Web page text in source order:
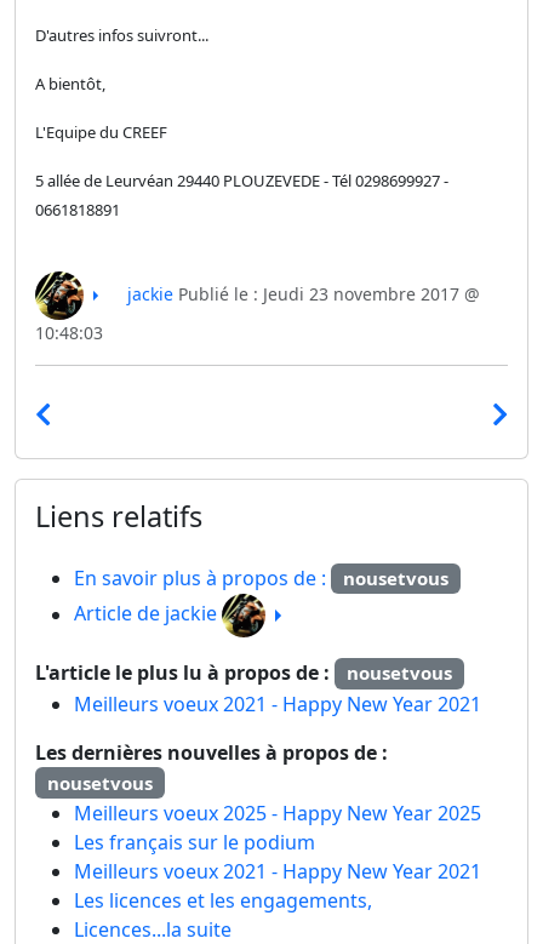
D'autres infos suivront...
A bientôt,
L'Equipe du CREEF
5 allée de Leurvéan 29440 PLOUZEVEDE - Tél 0298699927 -
0661818891
jackiePublié le : Jeudi 23 novembre 2017 @
10:48:03
Liens relatifs
En savoir plus à propos de : nousetvous
Article de jackie
L'article le plus lu à propos de : nousetvous
Meilleurs voeux 2021 - Happy New Year 2021
Les dernières nouvelles à propos de :
nousetvous
Meilleurs voeux 2025 - Happy New Year 2025
Les français sur le podium
Meilleurs voeux 2021 - Happy New Year 2021
Les licences et les engagements,
Licences...la suite